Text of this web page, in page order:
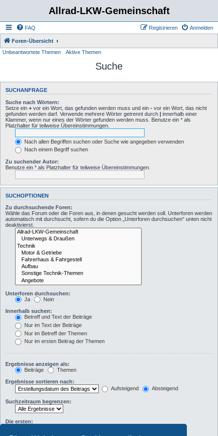
Allrad-LKW-Gemeinschaft
FAQ Anmelden
Registrieren
Foren-Übersicht
Unbeantwortete Themen
Aktive Themen
Suche
SUCHANFRAGE
Suche nach Wörtern:
Setze ein + vor ein Wort, das gefunden werden muss und ein - vor ein Wort, das nicht
gefunden werden darf. Verwende mehrere Wörter getrennt durch | innerhalb einer
Klammer, wenn nur eines der Wörter gefunden werden muss. Benutze ein * als
Platzhalter für teilweise Übereinstimmungen.
Nach allen Begriffen suchen oder Suche wie angegeben verwenden
Nach einem Begriff suchen
Zu suchender Autor:
Benutze ein * als Platzhalter für teilweise Übereinstimmungen.
SUCHOPTIONEN
Zu durchsuchende Foren:
Wähle das Forum oder die Foren aus, in denen gesucht werden soll. Unterforen werden
automatisch mit durchsucht, sofern du die Option „Unterforen durchsuchen“ unten nicht
deaktivierst.
Unterforen durchsuchen:
Ja
Nein
Innerhalb suchen:
Betreff und Text der Beiträge
Nur im Text der Beiträge
Nur im Betreff der Themen
Nur im ersten Beitrag der Themen
Ergebnisse anzeigen als:
Beiträge
Themen
Ergebnisse sortieren nach:
Aufsteigend
Absteigend
Suchzeitraum begrenzen:
Die ersten: